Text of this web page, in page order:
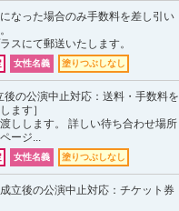
なった場合のみ手数料を差し引い
スにて郵送いたします。
女性名義 塗りつぶしなし
の公演中止対応：送料・手数料を
ます］
しします。 詳しい待ち合わせ場所
ージ...
女性名義 塗りつぶしなし
立後の公演中止対応：チケット券